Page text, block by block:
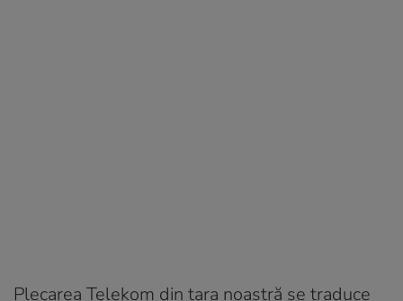
Plecarea Telekom din țara noastră se traduce